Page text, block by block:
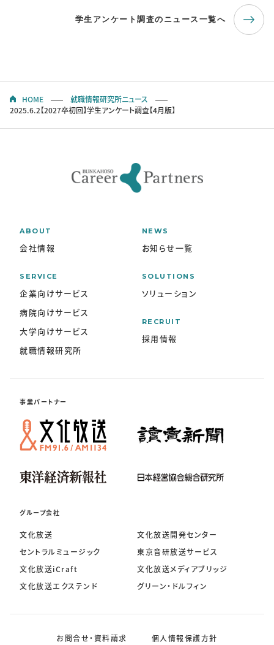
学生アンケート調査のニュース一覧へ
HOME
就職情報研究所ニュース
2025.6.2【2027卒初回】学生アンケート調査【4月版】
ABOUT
会社情報
SERVICE
企業向けサービス
病院向けサービス
大学向けサービス
就職情報研究所
NEWS
お知らせ一覧
SOLUTIONS
ソリューション
RECRUIT
採用情報
事業パートナー
グループ会社
文化放送
文化放送開発センター
セントラルミュージック
東京音研放送サービス
文化放送iCraft
文化放送メディアブリッジ
文化放送エクステンド
グリーン・ドルフィン
お問合せ・資料請求 個人情報保護方針